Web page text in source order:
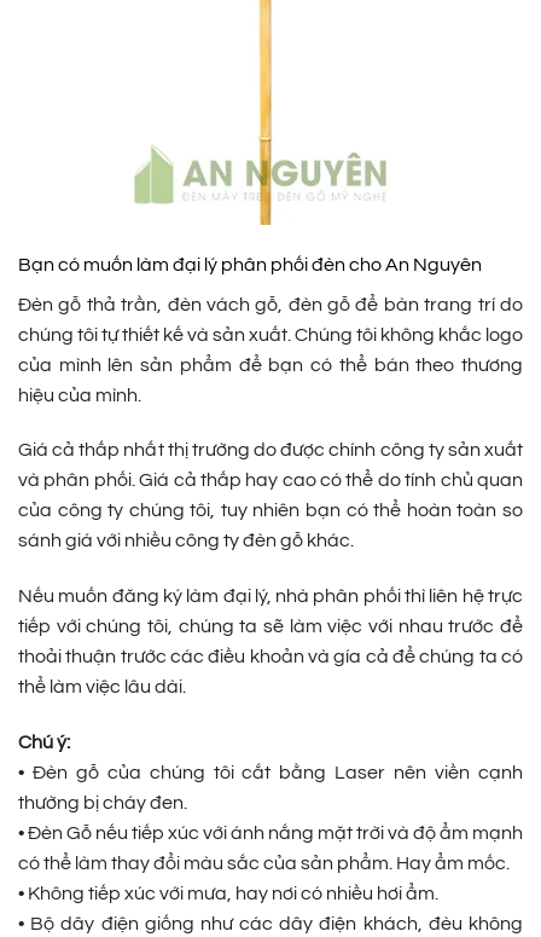
Bạn có muốn làm đại lý phân phối đèn cho An Nguyên
Đèn gỗ thả trần, đèn vách gỗ, đèn gỗ để bàn trang trí do
chúng tôi tự thiết kế và sản xuất. Chúng tôi không khắc logo
của mình lên sản phẩm để bạn có thể bán theo thương
hiệu của mình.
Giá cả thấp nhất thị trường do được chính công ty sản xuất
và phân phối. Giá cả thấp hay cao có thể do tính chủ quan
của công ty chúng tôi, tuy nhiên bạn có thể hoàn toàn so
sánh giá với nhiều công ty đèn gỗ khác.
Nếu muốn đăng ký làm đại lý, nhà phân phối thì liên hệ trực
tiếp với chúng tôi, chúng ta sẽ làm việc với nhau trước để
thoải thuận trước các điều khoản và gía cả để chúng ta có
thể làm việc lâu dài.
Chú ý:
• Đèn gỗ của chúng tôi cắt bằng Laser nên viền cạnh
thường bị cháy đen.
• Đèn Gỗ nếu tiếp xúc với ánh nắng mặt trời và độ ẩm mạnh
có thể làm thay đổi màu sắc của sản phẩm. Hay ẩm mốc.
• Không tiếp xúc với mưa, hay nơi có nhiều hơi ẩm.
• Bộ dây điện giống như các dây điện khách, đèu không